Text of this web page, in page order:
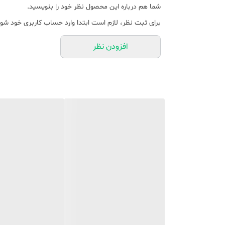
شما هم درباره این محصول نظر خود را بنویسید.
برای ثبت نظر، لازم است ابتدا وارد حساب کاربری خود
افزودن نظر